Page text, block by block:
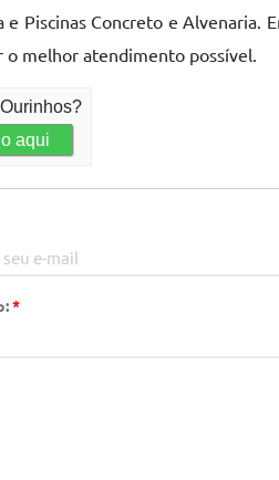
Piscinas Concreto e Alvenaria.
o melhor atendimento possível.
aqui
*